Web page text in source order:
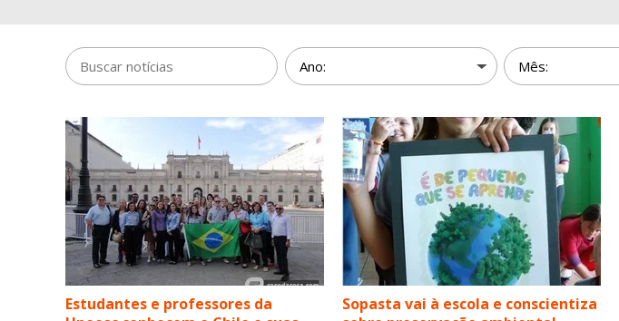
Estudantes e professores da
Sopasta vai à escola e conscientiza